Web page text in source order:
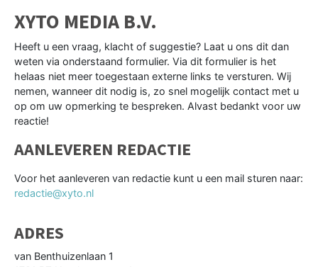
XYTO MEDIA B.V.
Heeft u een vraag, klacht of suggestie? Laat u ons dit dan
weten via onderstaand formulier. Via dit formulier is het
helaas niet meer toegestaan externe links te versturen. Wij
nemen, wanneer dit nodig is, zo snel mogelijk contact met u
op om uw opmerking te bespreken. Alvast bedankt voor uw
reactie!
AANLEVEREN REDACTIE
Voor het aanleveren van redactie kunt u een mail sturen naar:
redactie@xyto.nl
ADRES
van Benthuizenlaan 1